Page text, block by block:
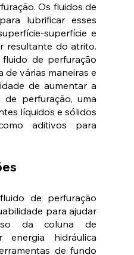
Os fluidos de
lubrificar esses
superfície e
resultante do atrito.
de perfuração
de várias maneiras e
de aumentar a
perfuração, uma
líquidos e sólidos
aditivos para
de perfuração
para ajudar
da coluna de
energia hidráulica
de fundo